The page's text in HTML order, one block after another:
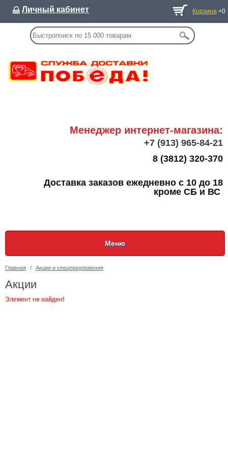
Личный кабинет Корзина +0
Менеджер интернет-магазина:
+7 (913) 965-84-21
8 (3812) 320-370
Доставка заказов ежедневно с 10 до 18
кроме СБ и ВС
Меню
Главная / Акции и спецпредложения
Акции
Элемент не найден!